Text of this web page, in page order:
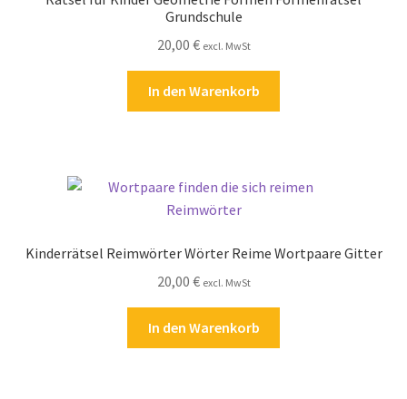
Grundschule
20,00 € excl. MwSt
In den Warenkorb
Kinderrätsel Reimwörter Wörter Reime Wortpaare Gitter
20,00 € excl. MwSt
In den Warenkorb